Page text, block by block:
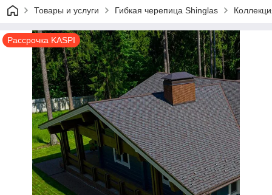
Товары и услуги Гибкая черепица Shinglas
Рассрочка KASPI